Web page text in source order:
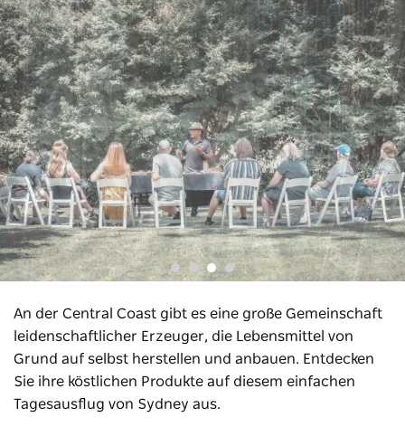
An der Central Coast gibt es eine große Gemeinschaft
leidenschaftlicher Erzeuger, die Lebensmittel von
Grund auf selbst herstellen und anbauen. Entdecken
Sie ihre köstlichen Produkte auf diesem einfachen
Tagesausflug von Sydney aus.